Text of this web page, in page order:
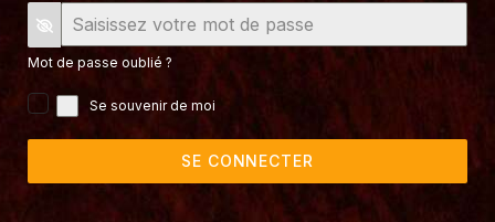
Mot de passe oublié ?
Se souvenir de moi
SE CONNECTER